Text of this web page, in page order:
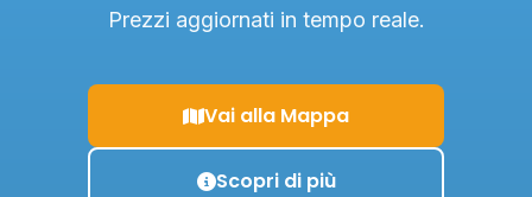
Prezzi aggiornati in tempo reale.
Vai alla Mappa
Scopri di più